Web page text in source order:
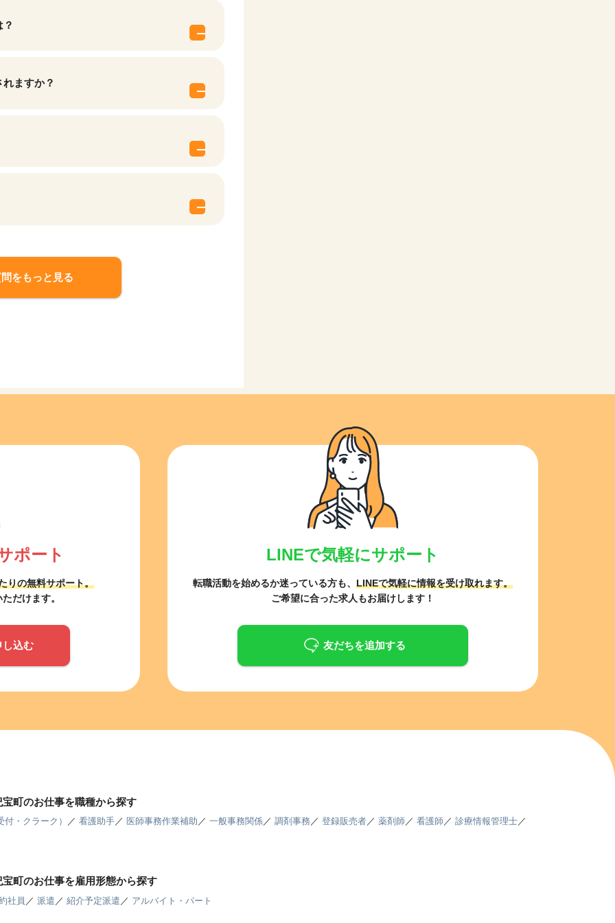
ますか？
をもっと見る
ポート
りの無料サポート。
だけます。
し込む
LINEで気軽にサポート
転職活動を始めるか迷っている方も、 LINEで気軽に情報を受け取れます。
ご希望に合った求人もお届けします！
友だちを追加する
町のお仕事を職種から探す
・クラーク） ／看護助手 ／ 医師事務作業補助 ／一般事務関係 ／調剤事務 ／登録販売者 ／薬剤師 ／看護師 ／診療情報管理士 ／
町のお仕事を雇用形態から探す
社員 ／派遣 ／紹介予定派遣 ／ アルバイト・パート